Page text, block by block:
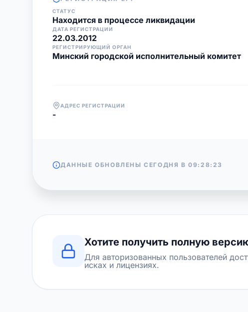
СТАТУС
Находится в процессе ликвидации
ДАТА РЕГИСТРАЦИИ
22.03.2012
РЕГИСТРИРУЮЩИЙ ОРГАН
Минский городской исполнительный комитет
АДРЕС РЕГИСТРАЦИИ
-
ДАННЫЕ ОБНОВЛЕНЫ СЕГОДНЯ В09:28:23
Хотите получить полную
Для авторизованных пользователей
исках и лицензиях.